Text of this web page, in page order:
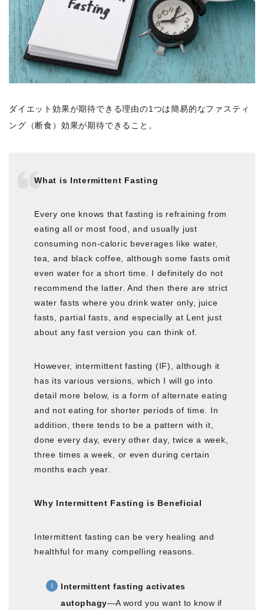
ダイエット効果が期待できる理由の1つは簡易的なファスティ
ング（断食）効果が期待できること。
What is Intermittent Fasting
Every one knows that fasting is refraining from
eating all or most food, and usually just
consuming non-caloric beverages like water,
tea, and black coffee, although some fasts omit
even water for a short time. I definitely do not
recommend the latter. And then there are strict
water fasts where you drink water only, juice
fasts, partial fasts, and especially at Lent just
about any fast version you can think of.
However, intermittent fasting (IF), although it
has its various versions, which I will go into
detail more below, is a form of alternate eating
and not eating for shorter periods of time. In
addition, there tends to be a pattern with it,
done every day, every other day, twice a week,
three times a week, or even during certain
months each year.
Why Intermittent Fasting is Beneficial
Intermittent fasting can be very healing and
healthful for many compelling reasons.
Intermittent fasting activates
autophagy—A word you want to know if